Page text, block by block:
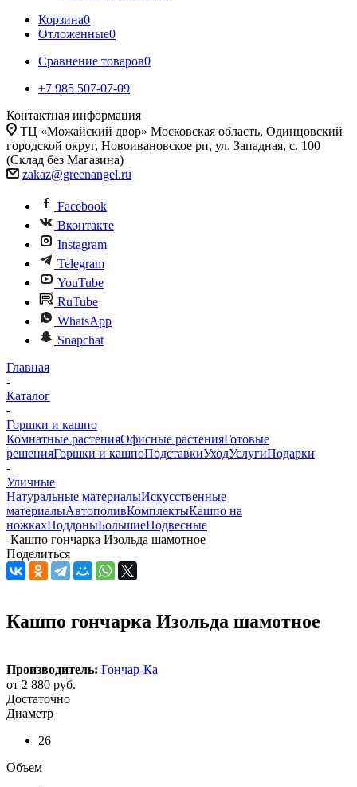
Корзина0
Отложенные0
Сравнение товаров0
+7 985 507-07-09
Контактная информация
ТЦ «Можайский двор» Московская область, Одинцовский
городской округ, Новоивановское рп, ул. Западная, с. 100
(Склад без Магазина)
zakaz@greenangel.ru
Facebook
Вконтакте
Instagram
Telegram
YouTube
RuTube
WhatsApp
Snapchat
Главная
-
Каталог
-
Горшки и кашпо
Комнатные растенияОфисные растенияГотовые
решенияГоршки и кашпоПодставкиУходУслугиПодарки
-
Уличные
Натуральные материалыИскусственные
материалыАвтополивКомплектыКашпо на
ножкахПоддоныБольшиеПодвесные
-Кашпо гончарка Изольда шамотное
Поделиться
Кашпо гончарка Изольда шамотное
Производитель: Гончар-Ка
от 2 880 руб.
Достаточно
Диаметр
26
Объем